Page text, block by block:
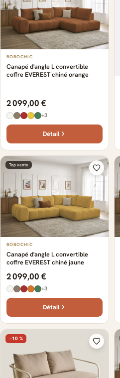
BOBOCHIC
Canapé d'angle L convertible
coffre EVEREST chiné orange
2 099,00 €
+3
Détail
Top vente
BOBOCHIC
Canapé d'angle L convertible
coffre EVEREST chiné jaune
2 099,00 €
+3
Détail
−10 %